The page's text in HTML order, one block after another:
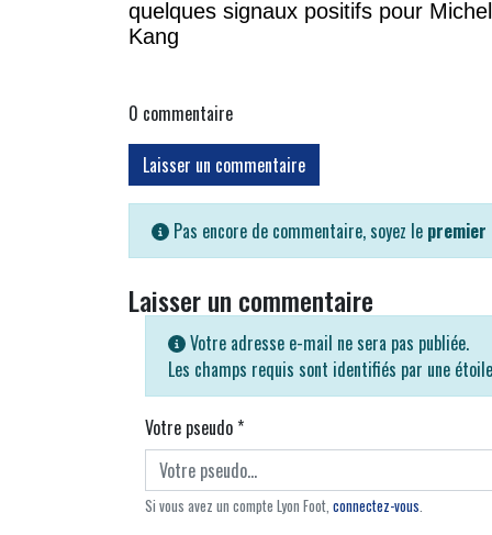
quelques signaux positifs pour
Kang
0 commentaire
Laisser un commentaire
Pas encore de commentaire, soyez le premier
Laisser un commentaire
Votre adresse e-mail ne sera pas publiée.
Les champs requis sont identifiés par une
Votre pseudo*
Si vous avez un compte Lyon Foot, connectez-vous